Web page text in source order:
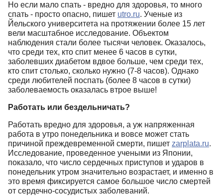
Но если мало спать - вредно для здоровья, то много
спать - просто опасно, пишет utro.ru. Ученые из
Йельского университета на протяжении более 15 лет
вели масштабное исследование. Объектом
наблюдения стали более тысячи человек. Оказалось,
что среди тех, кто спит менее 6 часов в сутки,
заболевших диабетом вдвое больше, чем среди тех,
кто спит столько, сколько нужно (7-8 часов). Однако
среди любителей поспать (более 8 часов в сутки)
заболеваемость оказалась втрое выше!
Работать или бездельничать?
Работать вредно для здоровья, а уж напряженная
работа в утро понедельника и вовсе может стать
причиной преждевременной смерти, пишет zarplata.ru.
Исследование, проведенное учеными из Японии,
показало, что число сердечных приступов и ударов в
понедельник утром значительно возрастает, и именно в
это время фиксируется самое большое число смертей
от сердечно-сосудистых заболеваний.